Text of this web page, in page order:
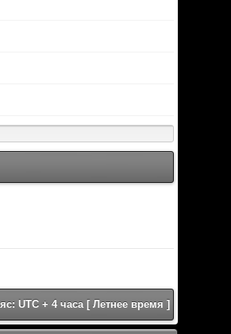
UTC + 4 часа [ Летнее время ]